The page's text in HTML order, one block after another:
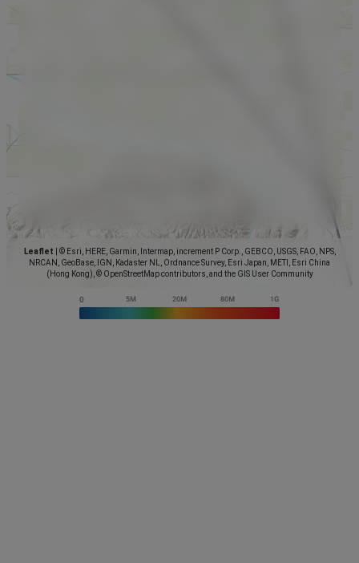
Leaflet
© Esri, HERE, Garmin, Intermap, increment P Corp., GEBCO, USGS, FAO, NPS,
NRCAN, GeoBase, IGN, Kadaster NL, Ordnance Survey, Esri Japan, METI, Esri China
(Hong Kong), © OpenStreetMap contributors, and the GIS User Community